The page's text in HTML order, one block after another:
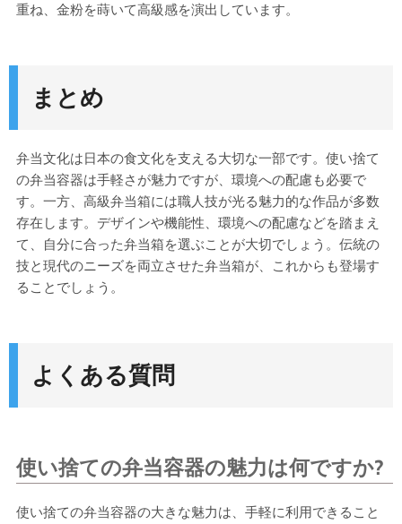
重ね、金粉を蒔いて高級感を演出しています。
まとめ
弁当文化は日本の食文化を支える大切な一部です。使い捨て
の弁当容器は手軽さが魅力ですが、環境への配慮も必要で
す。一方、高級弁当箱には職人技が光る魅力的な作品が多数
存在します。デザインや機能性、環境への配慮などを踏まえ
て、自分に合った弁当箱を選ぶことが大切でしょう。伝統の
技と現代のニーズを両立させた弁当箱が、これからも登場す
ることでしょう。
よくある質問
使い捨ての弁当容器の魅力は何ですか?
使い捨ての弁当容器の大きな魅力は、手軽に利用できること